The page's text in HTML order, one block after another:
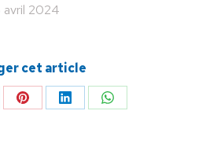
avril 2024
cet article
PartagerPartagerPartager